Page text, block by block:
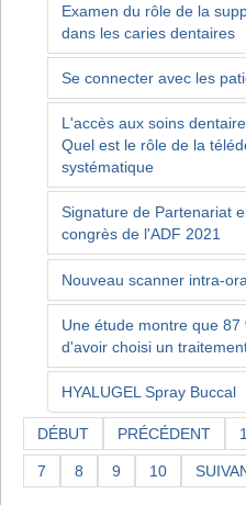
Examen du rôle de la
dans les caries dentaires
Se connecter avec les
L'accès aux soins
Quel est le rôle de la
systématique
Signature de Partenariat
congrès de l'ADF 2021
Nouveau scanner intra-
Une étude montre que
d'avoir choisi un
HYALUGEL Spray Buccal
DÉBUT PRÉCÉDENT 1
7 8 9 10